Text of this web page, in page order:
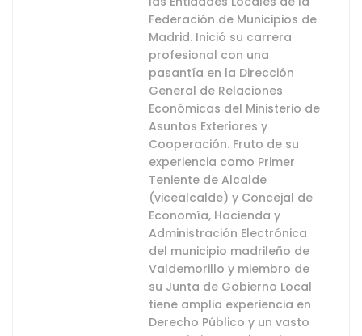
Federación de Municipios de
Madrid. Inició su carrera
profesional con una
pasantía en la Dirección
General de Relaciones
Económicas del Ministerio de
Asuntos Exteriores y
Cooperación. Fruto de su
experiencia como Primer
Teniente de Alcalde
(vicealcalde) y Concejal de
Economía, Hacienda y
Administración Electrónica
del municipio madrileño de
Valdemorillo y miembro de
su Junta de Gobierno Local
tiene amplia experiencia en
Derecho Público y un vasto